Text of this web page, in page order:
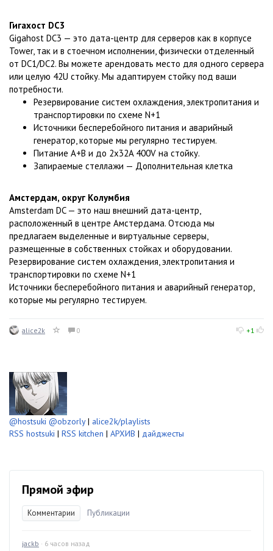
Гигахост DC3
Gigahost DC3 — это дата-центр для серверов как в корпусе
Tower, так и в стоечном исполнении, физически отделенный
от DC1/DC2. Вы можете арендовать место для одного сервера
или целую 42U стойку. Мы адаптируем стойку под ваши
потребности.
Резервирование систем охлаждения, электропитания и
транспортировки по схеме N+1
Источники бесперебойного питания и аварийный
генератор, которые мы регулярно тестируем.
Питание A+B и до 2x32A 400V на стойку.
Запираемые стеллажи — Дополнительная клетка
Амстердам, округ Колумбия
Amsterdam DC — это наш внешний дата-центр,
расположенный в центре Амстердама. Отсюда мы
предлагаем выделенные и виртуальные серверы,
размещенные в собственных стойках и оборудовании.
Резервирование систем охлаждения, электропитания и
транспортировки по схеме N+1
Источники бесперебойного питания и аварийный генератор,
которые мы регулярно тестируем.
alice2k 0 +1
@hostsuki @obzorly| alice2k/playlists
RSS hostsuki | RSS kitchen | АРХИВ | дайджесты
Прямой эфир
Комментарии Публикации
jackb · 6 часов назад